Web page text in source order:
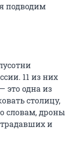
подводим
11 из них
это одна из
столицу,
словам, дроны
и